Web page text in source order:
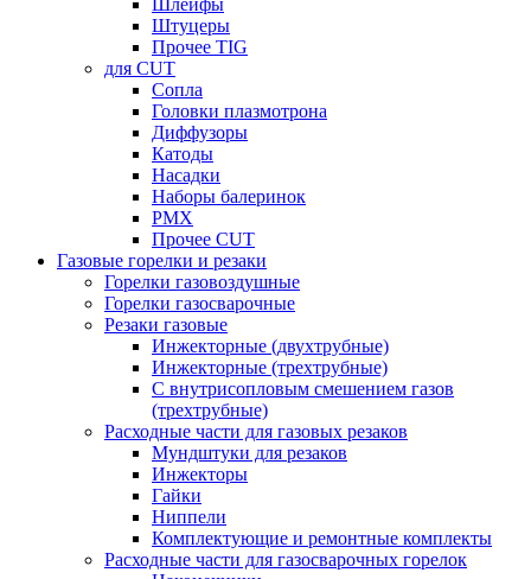
Шлейфы
Штуцеры
Прочее TIG
для CUT
Сопла
Головки плазмотрона
Диффузоры
Катоды
Насадки
Наборы балеринок
PMX
Прочее CUT
Газовые горелки и резаки
Горелки газовоздушные
Горелки газосварочные
Резаки газовые
Инжекторные (двухтрубные)
Инжекторные (трехтрубные)
С внутрисопловым смешением газов
(трехтрубные)
Расходные части для газовых резаков
Мундштуки для резаков
Инжекторы
Гайки
Ниппели
Комплектующие и ремонтные комплекты
Расходные части для газосварочных горелок